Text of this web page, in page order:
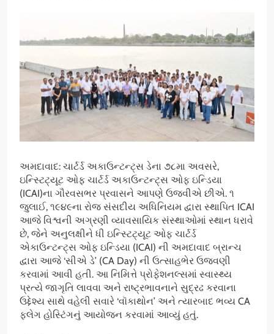
અમદાવાદ: ચાર્ટર્ડ અકાઉન્ટન્ટ્સ ડેના ૭૮મા અવસરે,
ઇન્સ્ટિટ્યૂટ ઓફ ચાર્ટર્ડ અકાઉન્ટન્ટ્સ ઓફ ઇન્ડિયા
(ICAI)ના ગૌરવસભર પ્રવાસને આપણે ઉજવીએ છીએ. ૧
જુલાઈ, ૧૯૪૯ના રોજ સંસદીય અધિનિયમ દ્વારા સ્થાપિત ICAI
આજે વિશ્વની અગ્રણી વ્યાવસાયિક સંસ્થાઓમાં સ્થાન ધરાવે
છે, જેને અનુલક્ષીને ધી ઇન્સ્ટિટ્યૂટ ઓફ ચાર્ટર્ડ
એકાઉન્ટન્ટ્સ ઓફ ઇન્ડિયા (ICAI) ની અમદાવાદ બ્રાન્ચ
દ્વારા આજે ‘સીએ ડે’ (CA Day) ની ઉત્સાહભેર ઉજવણી
કરવામાં આવી હતી. આ નિમિત્તે પ્રોફેશનલ્સમાં સ્વાસ્થ્ય
પ્રત્યે જાગૃતિ લાવવા અને રાષ્ટ્રભાવનાને સુદ્રઢ કરવાના
ઉદ્દેશ્ય સાથે વહેલી સવારે ‘વૉકાથોન’ અને ત્યારબાદ ભવ્ય CA
ફ્લેગ હોસ્ટિંગનું આયોજન કરવામાં આવ્યું હતું.